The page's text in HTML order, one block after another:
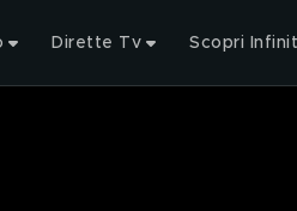
Dirette Tv Scopri